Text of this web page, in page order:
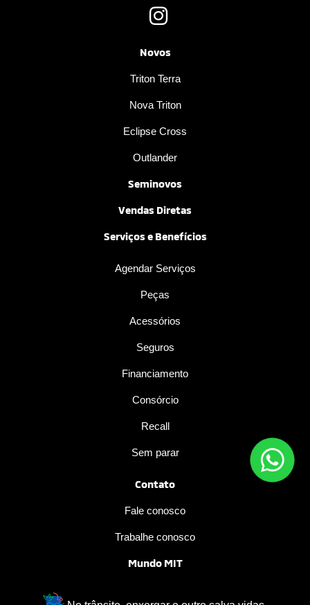
Novos
Triton Terra
Nova Triton
Eclipse Cross
Outlander
Seminovos
Vendas Diretas
Serviços e Benefícios
Agendar Serviços
Peças
Acessórios
Seguros
Financiamento
Consórcio
Recall
Sem parar
Contato
Fale conosco
Trabalhe conosco
Mundo MIT